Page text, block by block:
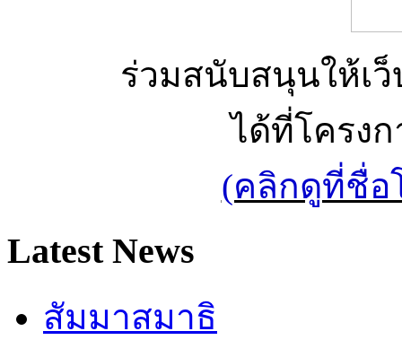
ร่วมสนับสนุนให้เ
ได้ที่โครง
(คลิกดูที่ชื่อ
Latest News
สัมมาสมาธิ